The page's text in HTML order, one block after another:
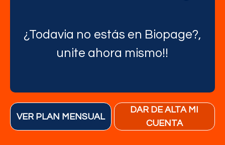
¿Todavia no estás en Biopage?,
unite ahora mismo!!
VER PLAN MENSUAL
DAR DE ALTA MI
CUENTA